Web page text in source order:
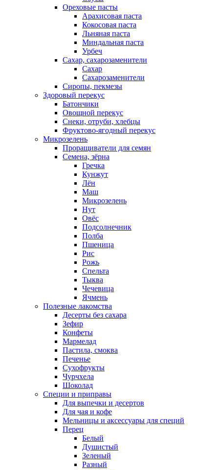
Ореховые пасты
Арахисовая паста
Кокосовая паста
Льняная паста
Миндальная паста
Урбеч
Сахар, сахарозаменители
Сахар
Сахарозаменители
Сиропы, пекмезы
Здоровый перекус
Батончики
Овощной перекус
Снеки, отруби, хлебцы
Фруктово-ягодный перекус
Микрозелень
Проращиватели для семян
Семена, зёрна
Гречка
Кунжут
Лён
Маш
Микрозелень
Нут
Овёс
Подсолнечник
Полба
Пшеница
Рис
Рожь
Спельта
Тыква
Чечевица
Ячмень
Полезные лакомства
Десерты без сахара
Зефир
Конфеты
Мармелад
Пастила, смоква
Печенье
Сухофрукты
Чурчхела
Шоколад
Специи и приправы
Для выпечки и десертов
Для чая и кофе
Мельницы и аксессуары для специй
Перец
Белый
Душистый
Зеленый
Разный